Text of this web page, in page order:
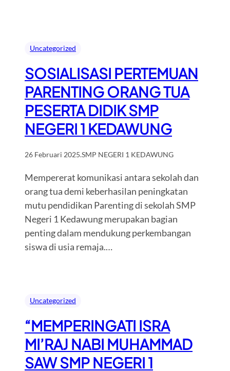
Uncategorized
SOSIALISASI PERTEMUAN
PARENTING ORANG TUA
PESERTA DIDIK SMP
NEGERI 1 KEDAWUNG
26 Februari 2025.SMP NEGERI 1 KEDAWUNG
Mempererat komunikasi antara sekolah dan
orang tua demi keberhasilan peningkatan
mutu pendidikan Parenting di sekolah SMP
Negeri 1 Kedawung merupakan bagian
penting dalam mendukung perkembangan
siswa di usia remaja.…
Uncategorized
“MEMPERINGATI ISRA
MI’RAJ NABI MUHAMMAD
SAW SMP NEGERI 1